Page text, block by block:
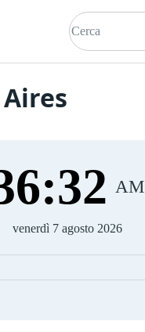
:32 AM
venerdì 7 agosto 2026